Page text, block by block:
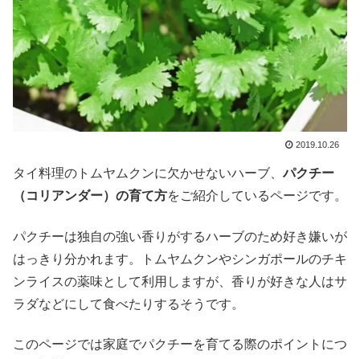
2019.10.26
タイ料理のトムヤムクンに欠かせないハーブ、パクチー
（コリアンダー）の育て方をご紹介しているページです。
パクチーは独自の強い香りがするハーブのため好き嫌いが
はっきり分かれます。トムヤムクンやシンガポールのチキ
ンライスの薬味として利用しますが、香りが好きな人はサ
ラダなどにして食べたりするそうです。
このページでは家庭でパクチーを育てる際のポイントにつ